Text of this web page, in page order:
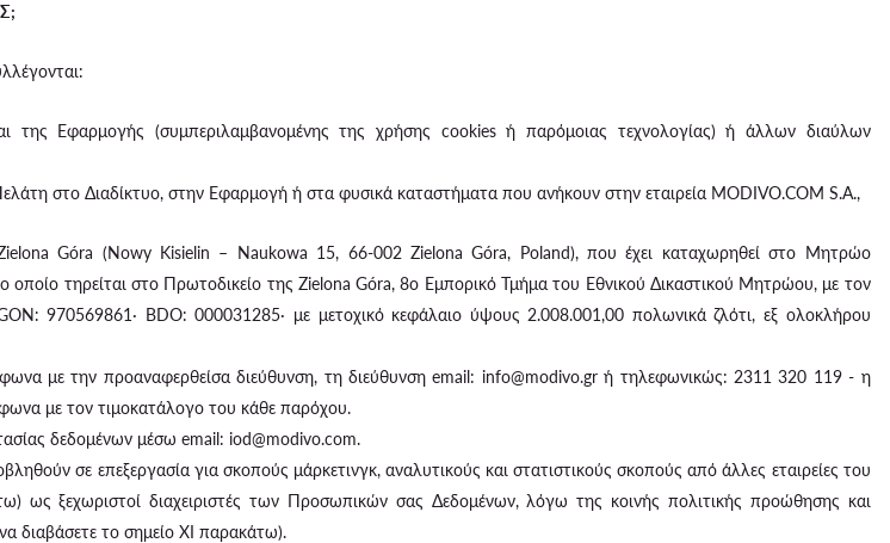
της Εφαρμογής (συμπεριλαμβανομένης της χρήσης cookies ή παρόμοιας τεχνολογίας) ή άλλων διαύλων
στο Διαδίκτυο, στην Εφαρμογή ή στα φυσικά καταστήματα που ανήκουν στην εταιρεία MODIVO.COM S.A.,
Góra (Nowy Kisielin – Naukowa 15, 66-002 Zielona Góra, Poland), που έχει καταχωρηθεί στο Μητρώο
οποίο τηρείται στο Πρωτοδικείο της Zielona Góra, 8ο Εμπορικό Τμήμα του Εθνικού Δικαστικού Μητρώου, με τον
970569861· BDO: 000031285· με μετοχικό κεφάλαιο ύψους 2.008.001,00 πολωνικά ζλότι, εξ ολοκλήρου
με την προαναφερθείσα διεύθυνση, τη διεύθυνση email: info@modivo.gr ή τηλεφωνικώς: 2311 320 119 - η
με τον τιμοκατάλογο του κάθε παρόχου.
δεδομένων μέσω email: iod@modivo.com.
σε επεξεργασία για σκοπούς μάρκετινγκ, αναλυτικούς και στατιστικούς σκοπούς από άλλες εταιρείες του
ως ξεχωριστοί διαχειριστές των Προσωπικών σας Δεδομένων, λόγω της κοινής πολιτικής προώθησης και
διαβάσετε το σημείο XI παρακάτω).